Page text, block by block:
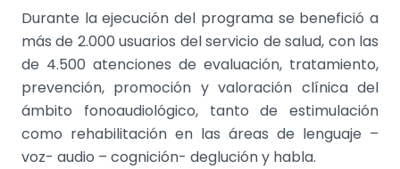
Durante la ejecución del programa se benefició a
más de 2.000 usuarios del servicio de salud, con las
de 4.500 atenciones de evaluación, tratamiento,
prevención, promoción y valoración clínica del
ámbito fonoaudiológico, tanto de estimulación
como rehabilitación en las áreas de lenguaje –
voz- audio – cognición- deglución y habla.